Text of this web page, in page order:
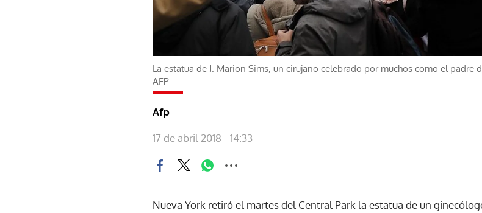
La estatua de J. Marion Sims, un cirujano celebrado por muchos como el padre
AFP
Afp
17 de abril 2018 - 14:33
Nueva York retiró el martes del Central Park la estatua de un